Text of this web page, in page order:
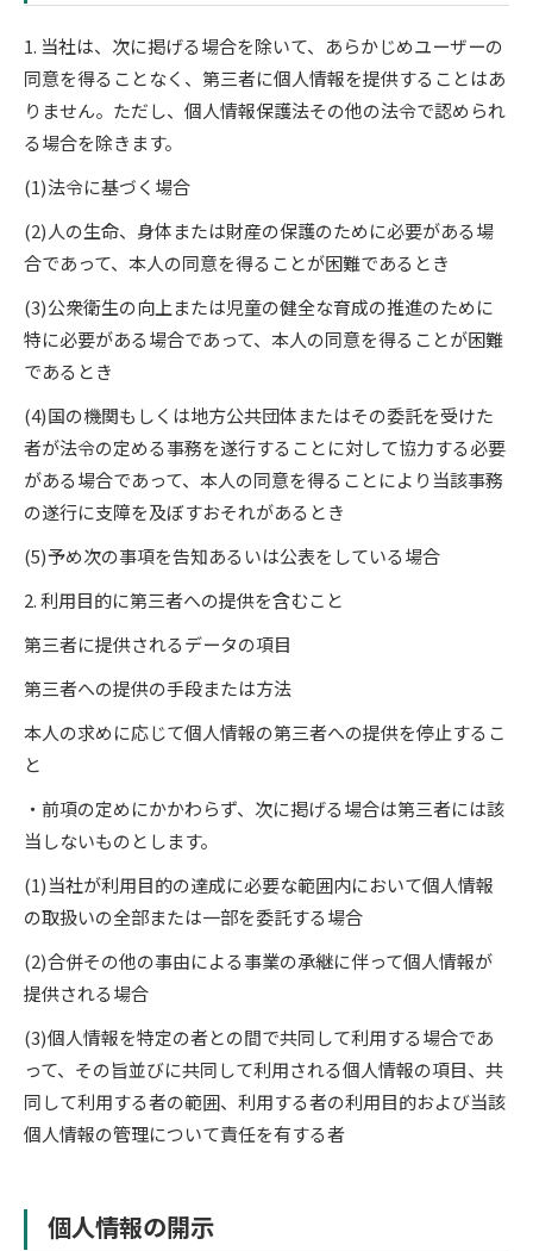
1. 当社は、次に掲げる場合を除いて、あらかじめユーザーの
同意を得ることなく、第三者に個人情報を提供することはあ
りません。ただし、個人情報保護法その他の法令で認められ
る場合を除きます。
(1)法令に基づく場合
(2)人の生命、身体または財産の保護のために必要がある場
合であって、本人の同意を得ることが困難であるとき
(3)公衆衛生の向上または児童の健全な育成の推進のために
特に必要がある場合であって、本人の同意を得ることが困難
であるとき
(4)国の機関もしくは地方公共団体またはその委託を受けた
者が法令の定める事務を遂行することに対して協力する必要
がある場合であって、本人の同意を得ることにより当該事務
の遂行に支障を及ぼすおそれがあるとき
(5)予め次の事項を告知あるいは公表をしている場合
2. 利用目的に第三者への提供を含むこと
第三者に提供されるデータの項目
第三者への提供の手段または方法
本人の求めに応じて個人情報の第三者への提供を停止するこ
と
・前項の定めにかかわらず、次に掲げる場合は第三者には該
当しないものとします。
(1)当社が利用目的の達成に必要な範囲内において個人情報
の取扱いの全部または一部を委託する場合
(2)合併その他の事由による事業の承継に伴って個人情報が
提供される場合
(3)個人情報を特定の者との間で共同して利用する場合であ
って、その旨並びに共同して利用される個人情報の項目、共
同して利用する者の範囲、利用する者の利用目的および当該
個人情報の管理について責任を有する者
個人情報の開示